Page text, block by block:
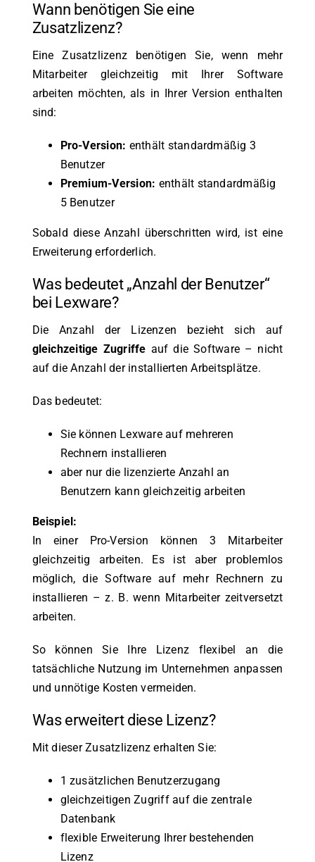
Wann benötigen Sie eine
Zusatzlizenz?
Eine Zusatzlizenz benötigen Sie, wenn mehr
Mitarbeiter gleichzeitig mit Ihrer Software
arbeiten möchten, als in Ihrer Version enthalten
sind:
Pro-Version: enthält standardmäßig 3
Benutzer
Premium-Version: enthält standardmäßig
5 Benutzer
Sobald diese Anzahl überschritten wird, ist eine
Erweiterung erforderlich.
Was bedeutet „Anzahl der Benutzer“
bei Lexware?
Die Anzahl der Lizenzen bezieht sich auf
gleichzeitige Zugriffe auf die Software – nicht
auf die Anzahl der installierten Arbeitsplätze.
Das bedeutet:
Sie können Lexware auf mehreren
Rechnern installieren
aber nur die lizenzierte Anzahl an
Benutzern kann gleichzeitig arbeiten
Beispiel:
In einer Pro-Version können 3 Mitarbeiter
gleichzeitig arbeiten. Es ist aber problemlos
möglich, die Software auf mehr Rechnern zu
installieren – z. B. wenn Mitarbeiter zeitversetzt
arbeiten.
So können Sie Ihre Lizenz flexibel an die
tatsächliche Nutzung im Unternehmen anpassen
und unnötige Kosten vermeiden.
Was erweitert diese Lizenz?
Mit dieser Zusatzlizenz erhalten Sie:
1 zusätzlichen Benutzerzugang
gleichzeitigen Zugriff auf die zentrale
Datenbank
flexible Erweiterung Ihrer bestehenden
Lizenz